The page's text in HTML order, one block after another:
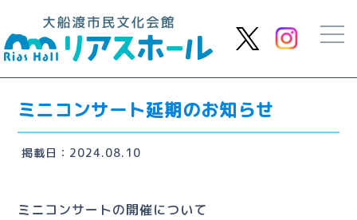
ミニコンサート延期のお知らせ
掲載日：2024.08.10
ミニコンサートの開催について